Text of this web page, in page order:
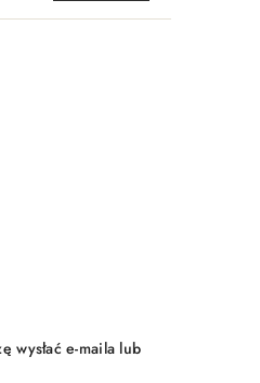
Wyślij
wysłać e-maila lub